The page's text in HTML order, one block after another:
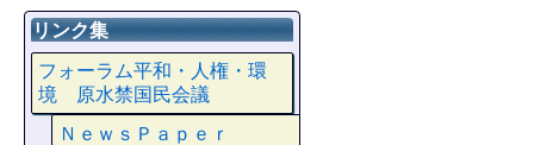
リンク集
フォーラム平和・人権・環
境 原水禁国民会議
ＮｅｗｓＰａｐｅｒ